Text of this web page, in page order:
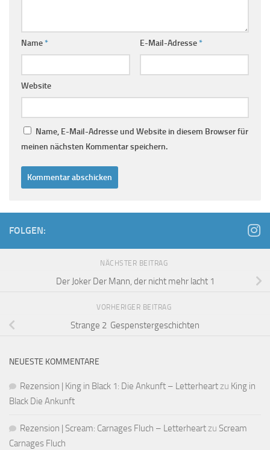
Name* E-Mail-Adresse*
Website
Name, E-Mail-Adresse und Website in diesem Browser für
meinen nächsten Kommentar speichern.
FOLGEN:
NÄCHSTER BEITRAG
Der Joker Der Mann, der nicht mehr lacht 1
VORHERIGER BEITRAG
Strange 2 Gespenstergeschichten
NEUESTE KOMMENTARE
Rezension | King in Black 1: Die Ankunft – Letterheartzu King in
Black Die Ankunft
Rezension | Scream: Carnages Fluch – Letterheartzu Scream
Carnages Fluch